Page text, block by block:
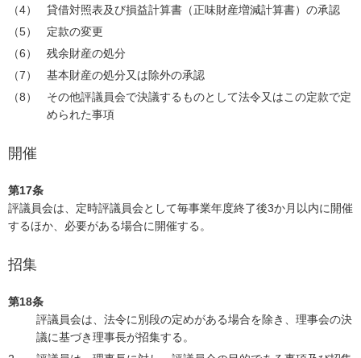
貸借対照表及び損益計算書（正味財産増減計算書）の承認
定款の変更
残余財産の処分
基本財産の処分又は除外の承認
その他評議員会で決議するものとして法令又はこの定款で定
められた事項
開催
第17条
評議員会は、定時評議員会として毎事業年度終了後3か月以内に開催
するほか、必要がある場合に開催する。
招集
第18条
評議員会は、法令に別段の定めがある場合を除き、理事会の決
議に基づき理事長が招集する。